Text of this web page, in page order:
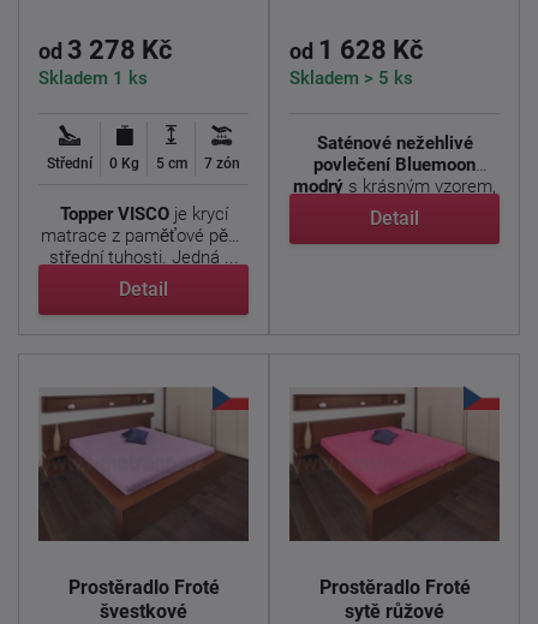
od 3 278 Kč
Skladem 1 ks
Střední 0 Kg 5 cm 7 zón
Topper VISCOje krycí
matrace z paměťové pěny
střední tuhosti. Jedná ...
Detail
od 1 628 Kč
Skladem > 5 ks
Saténové nežehlivé
povlečení Bluemoon
modrý s krásným vzorem,
který ...
Detail
Prostěradlo Froté
švestkové
Prostěradlo Froté
sytě růžové